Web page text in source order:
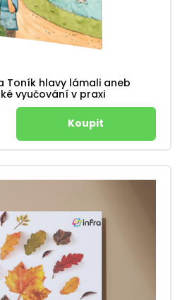
Toník hlavy lámali aneb
vyučování v praxi